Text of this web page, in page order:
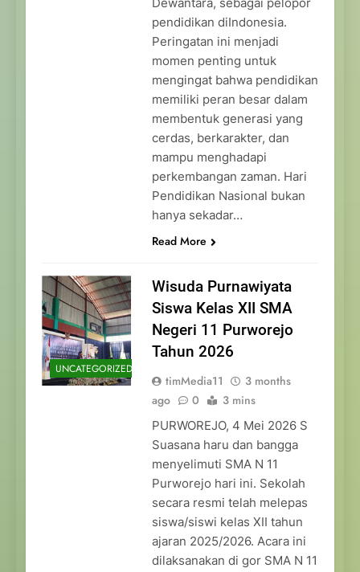
pendidikan diIndonesia.
Peringatan ini menjadi
momen penting untuk
mengingat bahwa pendidikan
memiliki peran besar dalam
membentuk generasi yang
cerdas, berkarakter, dan
mampu menghadapi
perkembangan zaman. Hari
Pendidikan Nasional bukan
hanya sekadar…
Read More
UNCATEGORIZED
Wisuda Purnawiyata
Siswa Kelas XII SMA
Negeri 11 Purworejo
Tahun 2026
timMedia11
3 months
ago
0 3 mins
PURWOREJO, 4 Mei 2026 S
Suasana haru dan bangga
menyelimuti SMA N 11
Purworejo hari ini. Sekolah
secara resmi telah melepas
siswa/siswi kelas XII tahun
ajaran 2025/2026. Acara ini
dilaksanakan di gor SMA N 11